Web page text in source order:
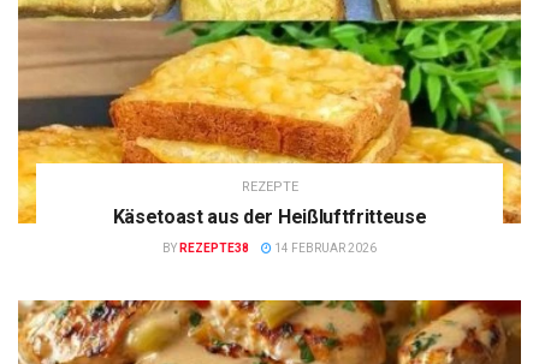
REZEPTE
Käsetoast aus der Heißluftfritteuse
BY REZEPTE38 14 FEBRUAR 2026